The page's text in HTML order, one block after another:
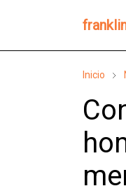
Inicio